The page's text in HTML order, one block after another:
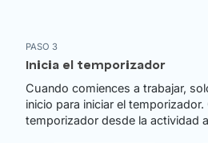
PASO 3
Inicia el temporizador
Cuando comiences a trabajar,
inicio para iniciar el temporizador.
temporizador desde la actividad